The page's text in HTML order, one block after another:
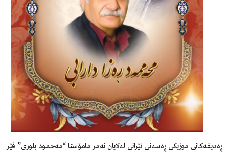
ڕەدیفەکانی موزیکی ڕەسەنی ئێرانی لەلایان نەمر مامۆستا “مەحمود بلوری” فێر